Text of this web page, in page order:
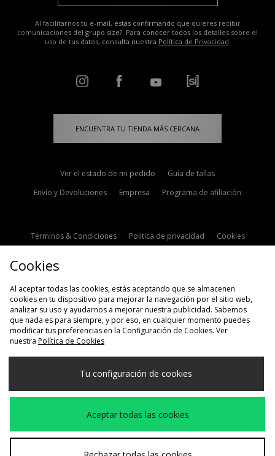
Al facilitarnos tu e-mail, estás confirmando que quieres recibir
comunicaciones del grupo size?. Para conocer todos los detalles sobre el
uso de tus datos, consulta nuestra Política de Privacidad.
ENCUENTRA TU TIENDA MÁS CERCANA
Ver el estado de mi pedido
Guía de tallas
Envío y Devoluciones
Empresa Programa de afiliación
Términos & Condiciones Politica de privacidad
Cookies
Selecciona País
España
Aceptamos las siguientes formas de pago
Visita nuestra página corporativa en www.jdplc.com
Cookies
Al aceptar todas las cookies, estás aceptando que se almacenen
cookies en tu dispositivo para mejorar la navegación por el sitio web,
analizar su uso y ayudarnos a mejorar nuestra publicidad. Sabemos
que nada es para siempre, y por eso, en cualquier momento puedes
modificar tus preferencias en la Configuración de Cookies. Ver
nuestra Política de Cookies
Tu configuración de cookies
Aceptar todas las cookies